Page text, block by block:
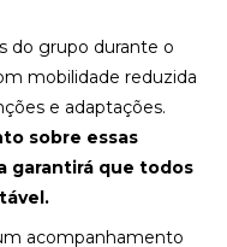
do grupo durante o
mobilidade reduzida
e adaptações.
sobre essas
garantirá que todos
acompanhamento